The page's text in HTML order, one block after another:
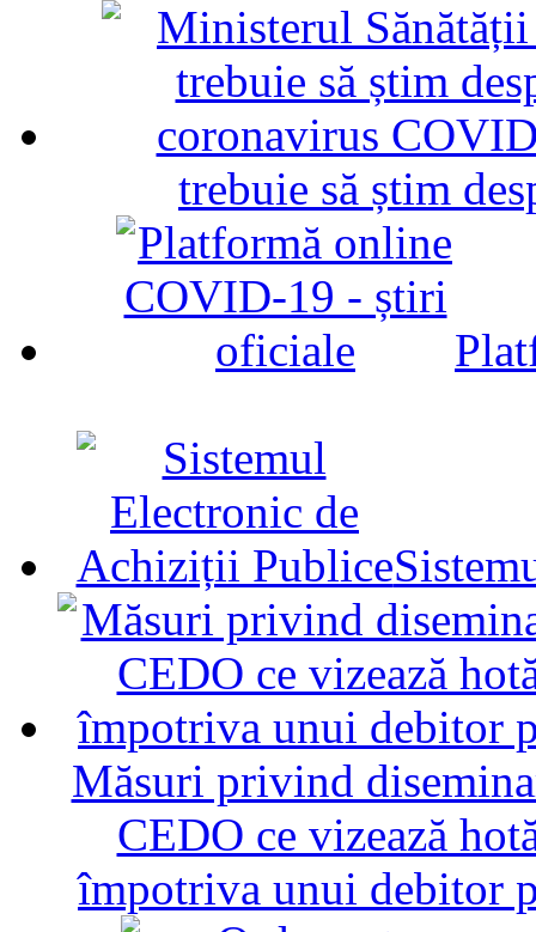
trebuie să știm
Măsuri privind
CEDO ce vizează
împotriva unui debitor